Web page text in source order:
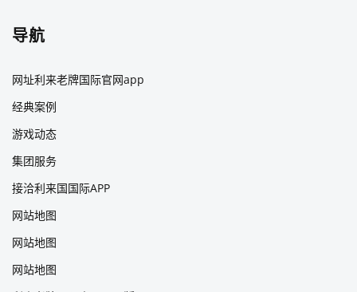
导航
网址利来老牌国际官网app
经典案例
游戏动态
集团服务
接洽利来国国际APP
网站地图
网站地图
网站地图